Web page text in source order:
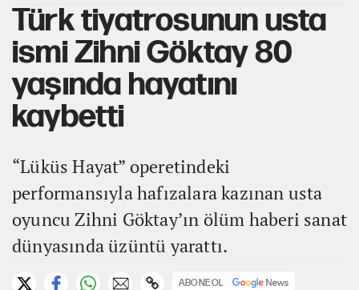
Türk tiyatrosunun usta
ismi Zihni Göktay 80
yaşında hayatını
kaybetti
“Lüküs Hayat” operetindeki
performansıyla hafızalara kazınan usta
oyuncu Zihni Göktay’ın ölüm haberi sanat
dünyasında üzüntü yarattı.
ABONE OL